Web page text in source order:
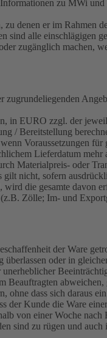
zu MWi
denen er im
sind alle einschlägigen
zugänglich machen,
in EURO zzgl. der
/ Bereitstellung
Voraussetzungen für
Lieferdatum
Materialpreis- oder
nicht, sofern
die gesamte davon
Zölle; Im- und
der Ware
oder in
ohne dass sich daraus
der Kunde die Ware
von einer Woche
sind zu rügen und